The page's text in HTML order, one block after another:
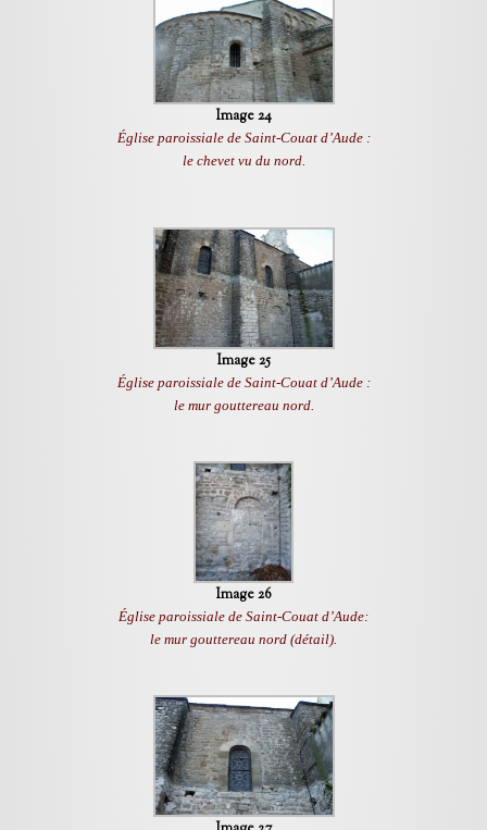
Image 24
Église paroissiale de Saint-Couat d’Aude :
le chevet vu du nord.
Image 25
Église paroissiale de Saint-Couat d’Aude :
le mur gouttereau nord.
Image 26
Église paroissiale de Saint-Couat d’Aude:
le mur gouttereau nord (détail).